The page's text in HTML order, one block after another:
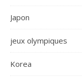
Japon
jeux olympiques
Korea